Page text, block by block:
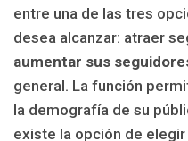
entre una de las tres
desea alcanzar: atraer
aumentar sus
general. La función
la demografía de su
existe la opción de